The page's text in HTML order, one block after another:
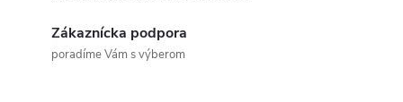
Zákaznícka podpora
poradíme Vám s výberom